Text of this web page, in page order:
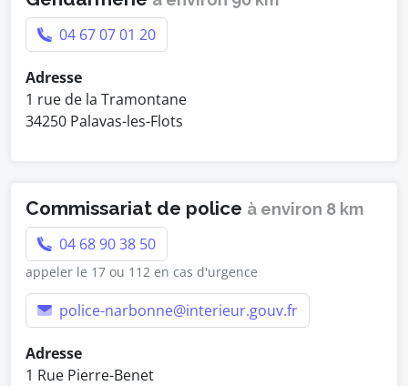
04 67 07 01 20
Adresse
1 rue de la Tramontane
34250 Palavas-les-Flots
Commissariat de police à environ 8 km
04 68 90 38 50
appeler le 17 ou 112 en cas d'urgence
police-narbonne@interieur.gouv.fr
Adresse
1 Rue Pierre-Benet